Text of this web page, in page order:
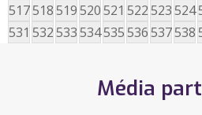
517518519520521 522523524
531 532533534535536537538
Média